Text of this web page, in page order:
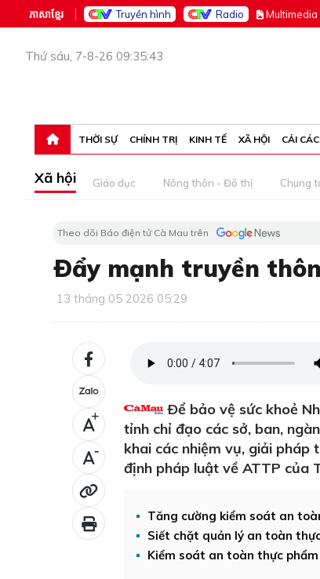
ភាសាខ្មែរ Truyền hình Radio Multimedia
Thứ sáu, 7-8-26 09:35:43
THỜI SỰ CHÍNH TRỊ KINH TẾ XÃ HỘI CẢI
Xã hội Giáo dục Nông thôn - Đô thị Chung
Theo dõi Báo điện tử Cà Mau trên
Ðẩy mạnh truyền
13 tháng 05 2026 05:29
+
-
Ðể bảo vệ sức khoẻ
tỉnh chỉ đạo các sở, ban,
khai các nhiệm vụ, giải
định pháp luật về ATTP của
Tăng cường kiểm soát an
Siết chặt quản lý an toàn
Kiểm soát an toàn thực